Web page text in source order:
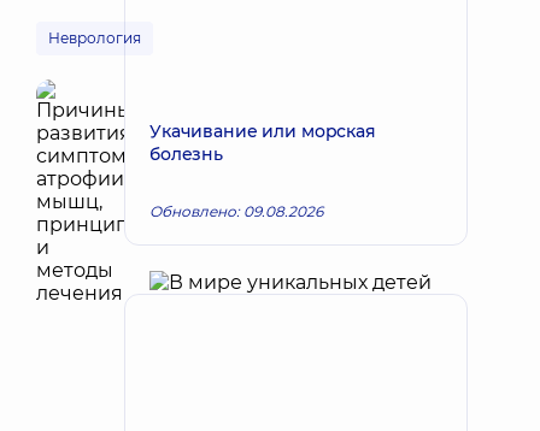
Неврология
Укачивание или морская
болезнь
Обновлено: 09.08.2026